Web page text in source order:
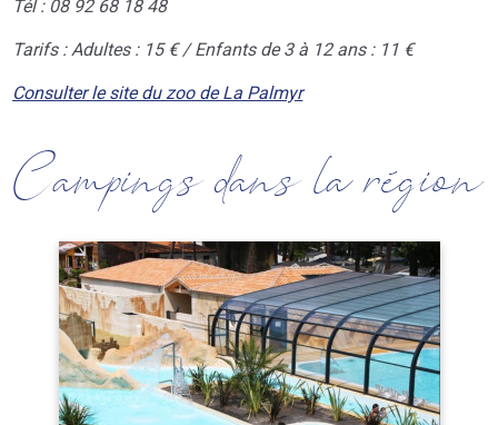
Tél : 08 92 68 18 48
Tarifs : Adultes : 15 € / Enfants de 3 à 12 ans : 11 €
Consulter le site du zoo de La Palmyr
Campings dans la région